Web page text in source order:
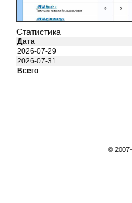
Статистика
Дата
2026-07-29
2026-07-31
Всего
©